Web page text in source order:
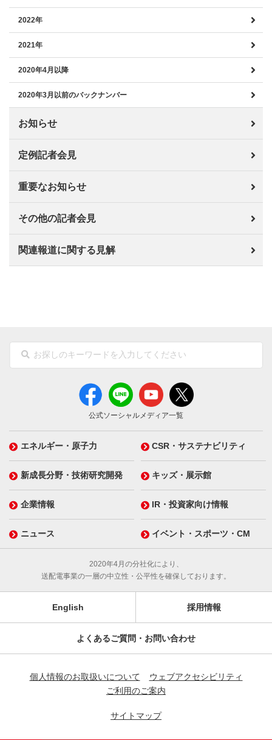
2022年
2021年
2020年4月以降
2020年3月以前のバックナンバー
お知らせ
定例記者会見
重要なお知らせ
その他の記者会見
関連報道に関する見解
公式ソーシャルメディア一覧
エネルギー・原子力 CSR・サステナビリティ
新成長分野・技術研究開発 キッズ・展示館
企業情報 IR・投資家向け情報
ニュース イベント・スポーツ・CM
2020年4月の分社化により、
送配電事業の一層の中立性・公平性を確保しております。
English 採用情報
よくあるご質問・お問い合わせ
個人情報のお取扱いについて
ウェブアクセシビリティ
ご利用のご案内
サイトマップ